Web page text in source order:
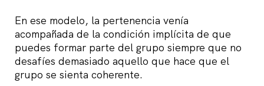
En ese modelo, la pertenencia venía
acompañada de la condición implícita de que
puedes formar parte del grupo siempre que no
desafíes demasiado aquello que hace que el
grupo se sienta coherente.